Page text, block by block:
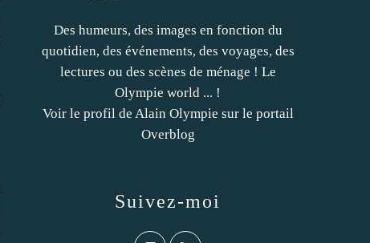
Des humeurs, des images en fonction du
quotidien, des événements, des voyages, des
lectures ou des scènes de ménage ! Le
Olympie world ... !
Voir le profil de Alain Olympie sur le portail
Overblog
Suivez-moi